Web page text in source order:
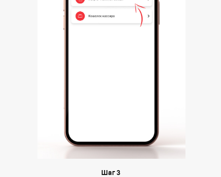
Шаг 3